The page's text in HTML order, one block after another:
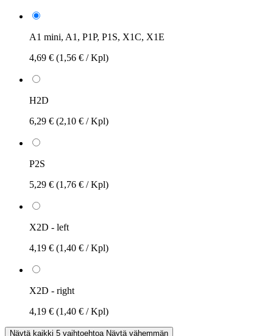
A1 mini, A1, P1P, P1S, X1C, X1E
4,69 € (1,56 € / Kpl)
H2D
6,29 € (2,10 € / Kpl)
P2S
5,29 € (1,76 € / Kpl)
X2D - left
4,19 € (1,40 € / Kpl)
X2D - right
4,19 € (1,40 € / Kpl)
Näytä kaikki 5 vaihtoehtoa Näytä vähemmän